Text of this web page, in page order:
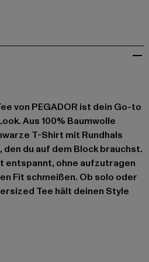
von PEGADOR ist dein Go-to
Aus 100% Baumwolle
T-Shirt mit Rundhals
du auf dem Block brauchst.
entspannt, ohne aufzutragen
Fit schmeißen. Ob solo oder
Tee hält deinen Style